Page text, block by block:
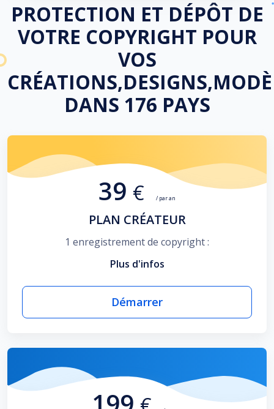
PROTECTION ET DÉPÔT DE
VOTRE COPYRIGHT POUR
VOS
DANS 176 PAYS
39 € / par an
PLAN CRÉATEUR
1 enregistrement de copyright :
Plus d'infos
Démarrer